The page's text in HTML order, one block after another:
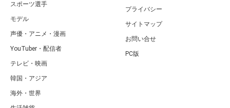
スポーツ選手
モデル
声優・アニメ・漫画
YouTuber・配信者
テレビ・映画
韓国・アジア
海外・世界
プライバシー
サイトマップ
お問い合せ
PC版